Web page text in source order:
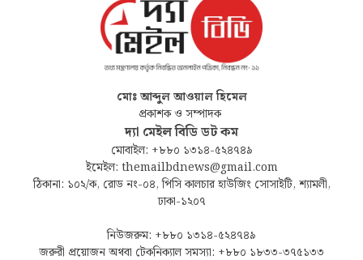
মোঃ আব্দুল আওয়াল হিমেল
প্রকাশক ও সম্পাদক
দ্যা মেইল বিডি ডট কম
মোবাইল: +৮৮০ ১৩১৪-৫২৪৭৪৯
ইমেইল: themailbdnews@gmail.com
ঠিকানা: ১০২/ক, রোড নং-০৪, পিসি কালচার হাউজিং সোসাইটি, শ্যামলী,
ঢাকা-১২০৭
নিউজরুম: +৮৮০ ১৩১৪-৫২৪৭৪৯
জরুরী প্রয়োজন অথবা টেকনিক্যাল সমস্যা: +৮৮০ ১৮৩৩-৩৭৫১৩৩